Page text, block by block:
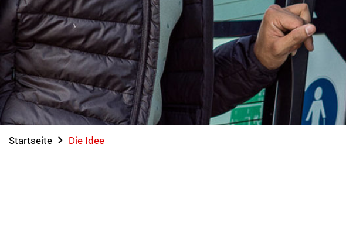
Startseite Die Idee